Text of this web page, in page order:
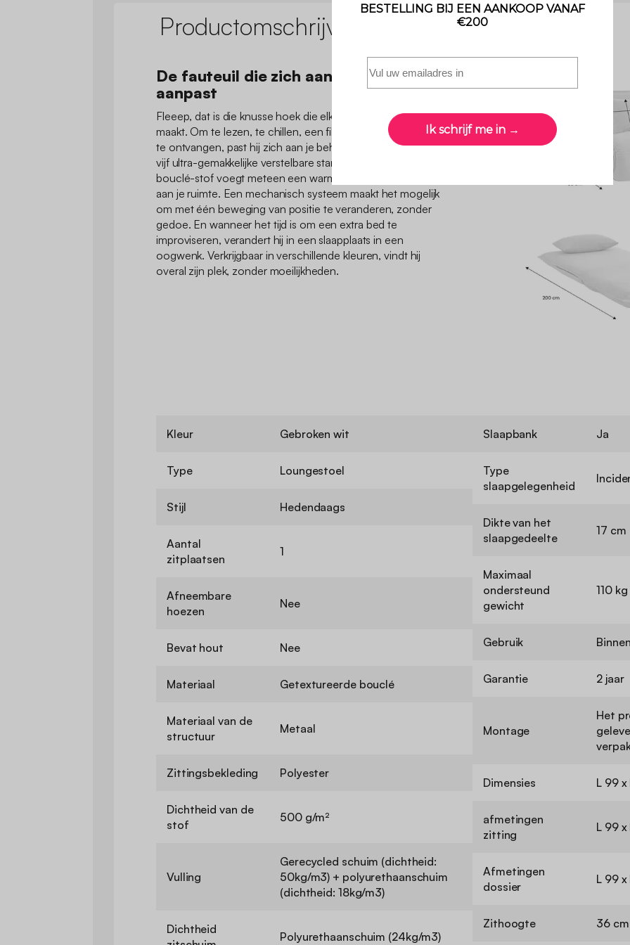
Productomschrijving
De fauteuil die zich aan alle situaties
aanpast
Fleeep, dat is die knusse hoek die elk moment nog gezelliger
maakt. Om te lezen, te chillen, een film te kijken of een vriend
te ontvangen, past hij zich aan je behoeften aan dankzij de
vijf ultra-gemakkelijke verstelbare standen. De textuur van het
bouclé-stof voegt meteen een warme en relaxte touch toe
aan je ruimte. Een mechanisch systeem maakt het mogelijk
om met één beweging van positie te veranderen, zonder
gedoe. En wanneer het tijd is om een extra bed te
improviseren, verandert hij in een slaapplaats in een
oogwenk. Verkrijgbaar in verschillende kleuren, vindt hij
overal zijn plek, zonder moeilijkheden.
Kleur Gebroken wit
Type Loungestoel
Stijl Hedendaags
Aantal
zitplaatsen
1
Afneembare
hoezen
Nee
Bevat hout Nee
Materiaal Getextureerde bouclé
Materiaal van de
structuur
Metaal
Zittingsbekleding Polyester
Dichtheid van de
stof
500 g/m²
Vulling
Gerecycled schuim (dichtheid:
50kg/m3) + polyurethaanschuim
(dichtheid: 18kg/m3)
Dichtheid
Polyurethaanschuim (24kg/m3)
Slaapbank Ja
Type
slaapgelegenheid
Dikte van het
slaapgedeelte
17 cm
Maximaal
ondersteund
gewicht
110 kg
Gebruik Binnen
Garantie 2 jaar
Montage
Het
Dimensies L 99
afmetingen
zitting
L 99
Afmetingen
dossier
L 99
Zithoogte 36 cm